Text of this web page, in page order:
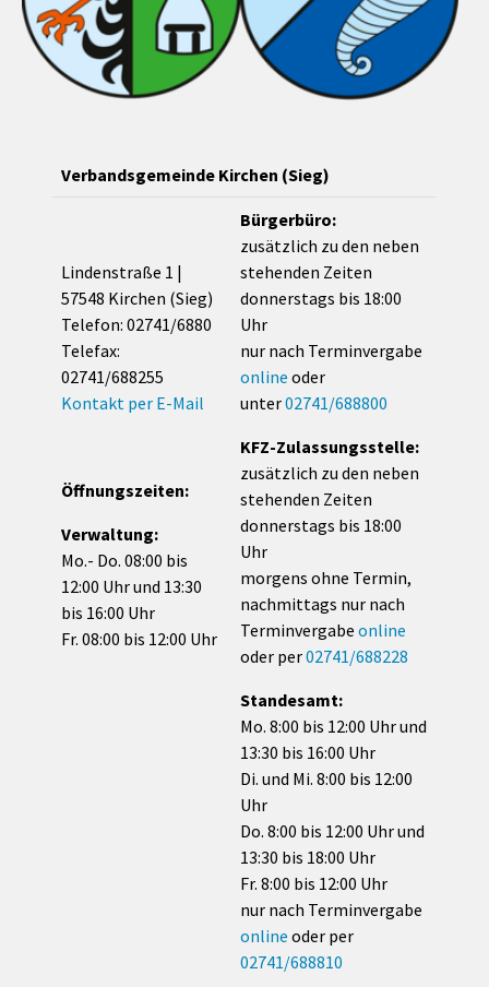
Verbandsgemeinde Kirchen (Sieg)
Lindenstraße 1 |
57548 Kirchen (Sieg)
Telefon: 02741/6880
Telefax:
02741/688255
Kontakt per E-Mail
Öffnungszeiten:
Verwaltung:
Mo.- Do. 08:00 bis
12:00 Uhr und 13:30
bis 16:00 Uhr
Fr. 08:00 bis 12:00 Uhr
Bürgerbüro:
zusätzlich zu den neben
stehenden Zeiten
donnerstags bis 18:00
Uhr
nur nach Terminvergabe
online oder
unter02741/688800
KFZ-Zulassungsstelle:
zusätzlich zu den neben
stehenden Zeiten
donnerstags bis 18:00
Uhr
morgens ohne Termin,
nachmittags nur nach
Terminvergabe online
oder per02741/688228
Standesamt:
Mo. 8:00 bis 12:00 Uhr und
13:30 bis 16:00 Uhr
Di. und Mi. 8:00 bis 12:00
Uhr
Do. 8:00 bis 12:00 Uhr und
13:30 bis 18:00 Uhr
Fr. 8:00 bis 12:00 Uhr
nur nach Terminvergabe
online oder per
02741/688810